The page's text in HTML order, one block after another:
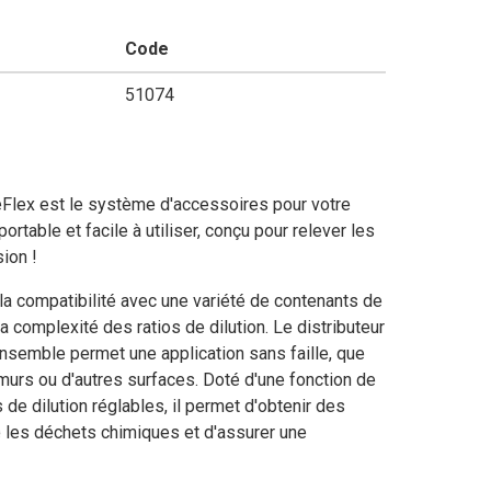
Code
51074
est le système d'accessoires pour votre
et facile à utiliser, conçu pour relever les
!
compatibilité avec une variété de contenants de
complexité des ratios de dilution. Le distributeur
permet une application sans faille, que
ou d'autres surfaces. Doté d'une fonction de
dilution réglables, il permet d'obtenir des
déchets chimiques et d'assurer une